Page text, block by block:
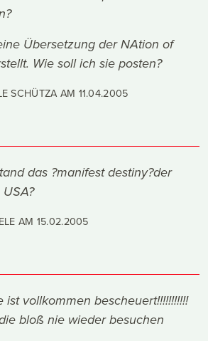
Übersetzung der NAtion of
Wie soll ich sie posten?
SCHÜTZA AM 11.04.2005
das ?manifest destiny?der
AM 15.02.2005
ist vollkommen bescheuert!!!!!!!!!!!
bloß nie wieder besuchen